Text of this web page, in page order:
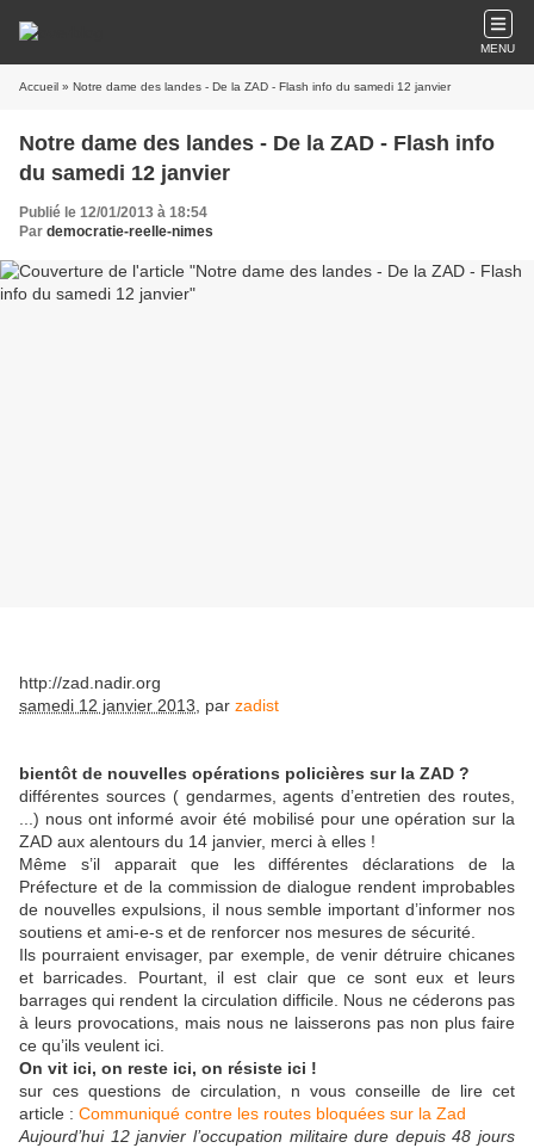
MENU
Accueil » Notre dame des landes - De la ZAD - Flash info du samedi 12 janvier
Notre dame des landes - De la ZAD - Flash info
du samedi 12 janvier
Publié le 12/01/2013 à 18:54
Par democratie-reelle-nimes
http://zad.nadir.org
samedi 12 janvier 2013
par zadist
bientôt de nouvelles opérations policières sur la ZAD ?
différentes sources ( gendarmes, agents d’entretien des routes,
...) nous ont informé avoir été mobilisé pour une opération sur la
ZAD aux alentours du 14 janvier, merci à elles !
Même s’il apparait que les différentes déclarations de la
Préfecture et de la commission de dialogue rendent improbables
de nouvelles expulsions, il nous semble important d’informer nos
soutiens et ami-e-s et de renforcer nos mesures de sécurité.
Ils pourraient envisager, par exemple, de venir détruire chicanes
et barricades. Pourtant, il est clair que ce sont eux et leurs
barrages qui rendent la circulation difficile. Nous ne céderons pas
à leurs provocations, mais nous ne laisserons pas non plus faire
ce qu’ils veulent ici.
On vit ici, on reste ici, on résiste ici !
sur ces questions de circulation, n vous conseille de lire cet
article : Communiqué contre les routes bloquées sur la Zad
Aujourd’hui 12 janvier l’occupation militaire dure depuis 48 jours